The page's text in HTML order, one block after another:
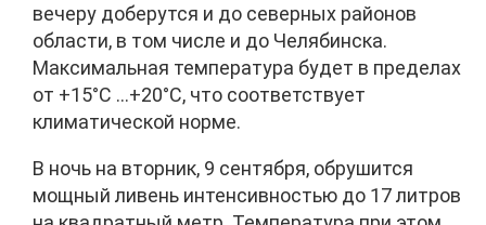
вечеру доберутся и до северных районов
области, в том числе и до Челябинска.
Максимальная температура будет в пределах
от +15°C …+20°C, что соответствует
климатической норме.
В ночь на вторник, 9 сентября, обрушится
мощный ливень интенсивностью до 17 литров